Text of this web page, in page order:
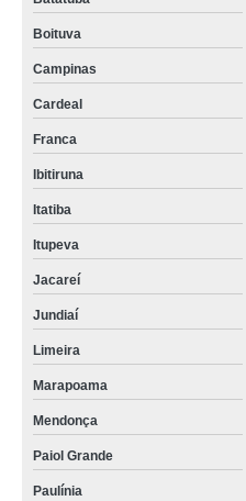
Boituva
Campinas
Cardeal
Franca
Ibitiruna
Itatiba
Itupeva
Jacareí
Jundiaí
Limeira
Marapoama
Mendonça
Paiol Grande
Paulínia